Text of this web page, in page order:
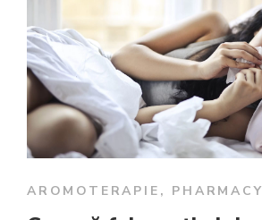
AROMOTERAPIE , PHARMACY